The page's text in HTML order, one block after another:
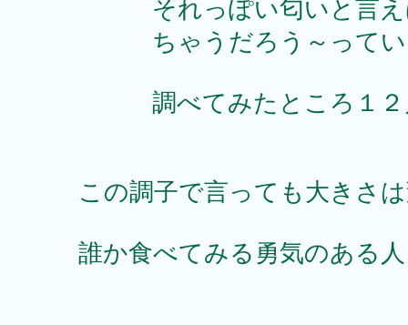
それっぽい匂いと言え
ちゃうだろう～ってい
調べてみたところ１２
この調子で言っても大きさ
誰か食べてみる勇気のある